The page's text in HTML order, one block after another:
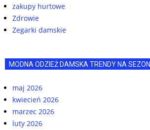
zakupy hurtowe
Zdrowie
Zegarki damskie
MODNA ODZIEŻ DAMSKA TRENDY NA SEZON
maj 2026
kwiecień 2026
marzec 2026
luty 2026